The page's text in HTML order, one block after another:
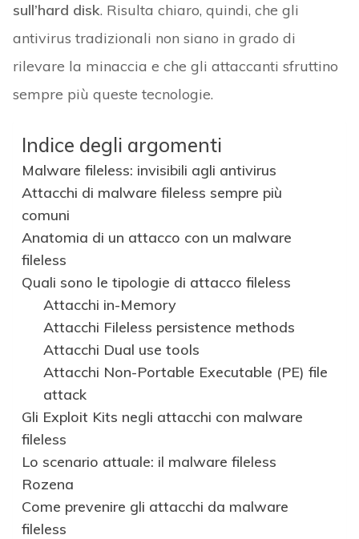
sull’hard disk. Risulta chiaro, quindi, che gli
antivirus tradizionali non siano in grado di
rilevare la minaccia e che gli attaccanti sfruttino
sempre più queste tecnologie.
Indice degli argomenti
Malware fileless: invisibili agli antivirus
Attacchi di malware fileless sempre più
comuni
Anatomia di un attacco con un malware
fileless
Quali sono le tipologie di attacco fileless
Attacchi in-Memory
Attacchi Fileless persistence methods
Attacchi Dual use tools
Attacchi Non-Portable Executable (PE) file
attack
Gli Exploit Kits negli attacchi con malware
fileless
Lo scenario attuale: il malware fileless
Rozena
Come prevenire gli attacchi da malware
fileless